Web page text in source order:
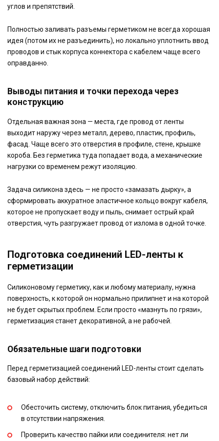
углов и препятствий.
Полностью заливать разъемы герметиком не всегда хорошая
идея (потом их не разъединить), но локально уплотнить ввод
проводов и стык корпуса коннектора с кабелем чаще всего
оправданно.
Выводы питания и точки перехода через
конструкцию
Отдельная важная зона — места, где провод от ленты
выходит наружу через металл, дерево, пластик, профиль,
фасад. Чаще всего это отверстия в профиле, стене, крышке
короба. Без герметика туда попадает вода, а механические
нагрузки со временем режут изоляцию.
Задача силикона здесь — не просто «замазать дырку», а
сформировать аккуратное эластичное кольцо вокруг кабеля,
которое не пропускает воду и пыль, снимает острый край
отверстия, чуть разгружает провод от излома в одной точке.
Подготовка соединений LED-ленты к
герметизации
Силиконовому герметику, как и любому материалу, нужна
поверхность, к которой он нормально прилипнет и на которой
не будет скрытых проблем. Если просто «мазнуть по грязи»,
герметизация станет декоративной, а не рабочей.
Обязательные шаги подготовки
Перед герметизацией соединений LED-ленты стоит сделать
базовый набор действий:
Обесточить систему, отключить блок питания, убедиться
в отсутствии напряжения.
Проверить качество пайки или соединителя: нет ли